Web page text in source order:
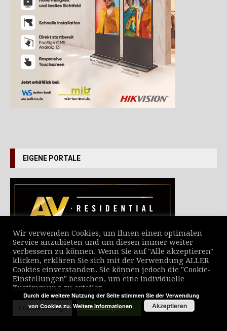
EIGENE PORTALE
VERZEICHNIS ALLER NEWS
Wir verwenden Cookies, um Ihnen einen optimalen
Service anzubieten und um diesen immer weiter
verbessern zu können. Wenn Sie auf "Alle akzeptieren"
klicken, erklären Sie sich mit der Verwendung ALLER
Cookies einverstanden. Sie können jedoch die "Cookie-
Einstellungen" besuchen, um eine individuelle
Zustimmung zu erteilen.
Cookie Settings Alle akzeptieren
Durch die weitere Nutzung der Seite stimmen Sie der Verwendung
von Cookies zu.Weitere Informationen Akzeptieren